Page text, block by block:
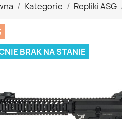
Kategorie Repliki ASG
BRAK NA STANIE